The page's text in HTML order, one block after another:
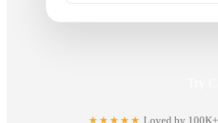
★★★★★ Loved by